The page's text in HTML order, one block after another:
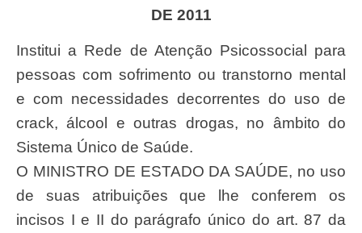
DE 2011
Institui a Rede de Atenção Psicossocial para
pessoas com sofrimento ou transtorno mental
e com necessidades decorrentes do uso de
crack, álcool e outras drogas, no âmbito do
Sistema Único de Saúde.
O MINISTRO DE ESTADO DA SAÚDE, no uso
de suas atribuições que lhe conferem os
incisos I e II do parágrafo único do art. 87 da